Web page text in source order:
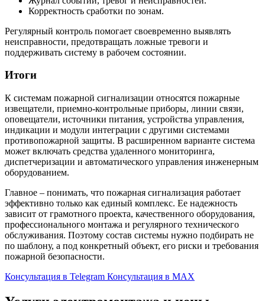
Корректность сработки по зонам.
Регулярный контроль помогает своевременно выявлять
неисправности, предотвращать ложные тревоги и
поддерживать систему в рабочем состоянии.
Итоги
К системам пожарной сигнализации относятся пожарные
извещатели, приемно-контрольные приборы, линии связи,
оповещатели, источники питания, устройства управления,
индикации и модули интеграции с другими системами
противопожарной защиты. В расширенном варианте система
может включать средства удаленного мониторинга,
диспетчеризации и автоматического управления инженерным
оборудованием.
Главное – понимать, что пожарная сигнализация работает
эффективно только как единый комплекс. Ее надежность
зависит от грамотного проекта, качественного оборудования,
профессионального монтажа и регулярного технического
обслуживания. Поэтому состав системы нужно подбирать не
по шаблону, а под конкретный объект, его риски и требования
пожарной безопасности.
Консультация в Telegram Консультация в MAX